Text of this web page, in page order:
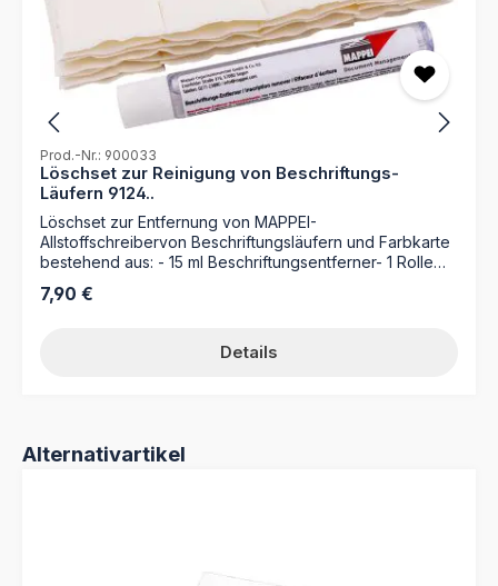
Prod.-Nr.: 900033
Löschset zur Reinigung von Beschriftungs-
Läufern 9124..
Löschset zur Entfernung von MAPPEI-
Allstoffschreibervon Beschriftungsläufern und Farbkarte
bestehend aus: - 15 ml Beschriftungsentferner- 1 Rolle
Regulärer Preis:
7,90 €
Details
Produktgalerie überspringen
Alternativartikel